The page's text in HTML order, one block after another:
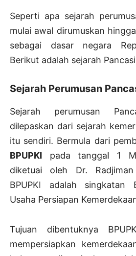
Seperti apa sejarah
mulai awal dirumuskan
sebagai dasar negara
Berikut adalah sejarah
Sejarah Perumusan
Sejarah perumusan
dilepaskan dari sejarah
itu sendiri. Bermula dari
BPUPKI pada tanggal 1
diketuai oleh Dr. Radjiman
BPUPKI adalah singkatan
Usaha Persiapan
Tujuan dibentuknya
mempersiapkan